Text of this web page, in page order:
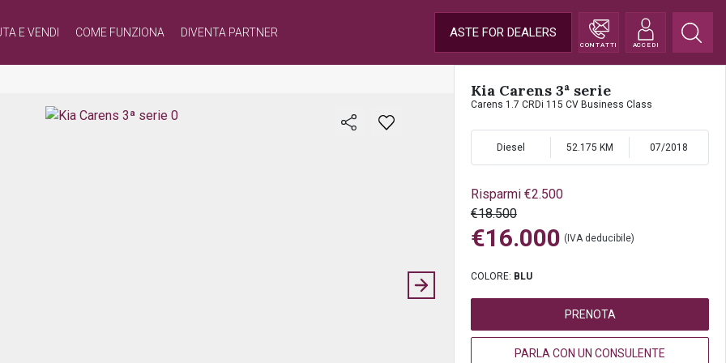
E VENDI COME FUNZIONA DIVENTA PARTNER ASTE FOR DEALERS
CONTATTI ACCEDI
Kia Carens 3ª serie
Carens 1.7 CRDi 115 CV Business Class
Diesel 52.175 KM 07/2018
Risparmi €2.500
€18.500
€16.000 (IVA deducibile)
COLORE: BLU
PRENOTA
PARLA CON UN CONSULENTE